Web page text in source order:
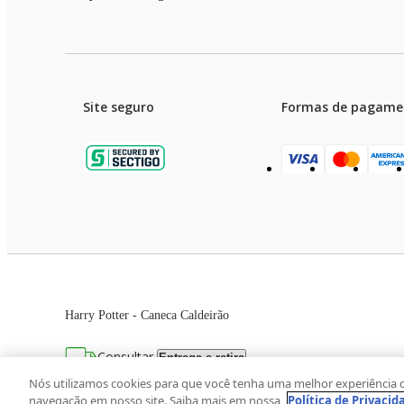
Harry Potter - Caneca Caldeirão
Consultar Entrega e retira
Site seguro Formas de
Preços e condições de
As imagens dos produtos são meramente
Avenida Zaki Narchi, nº 1650, sobreloja,
Nós utilizamos cookies para que você tenha uma melhor experiência
navegação em nosso site. Saiba mais em nossa Política de